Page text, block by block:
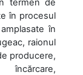
termen de
în procesul
în
raionul
producere,